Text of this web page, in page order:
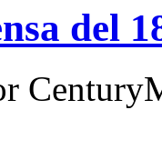
del